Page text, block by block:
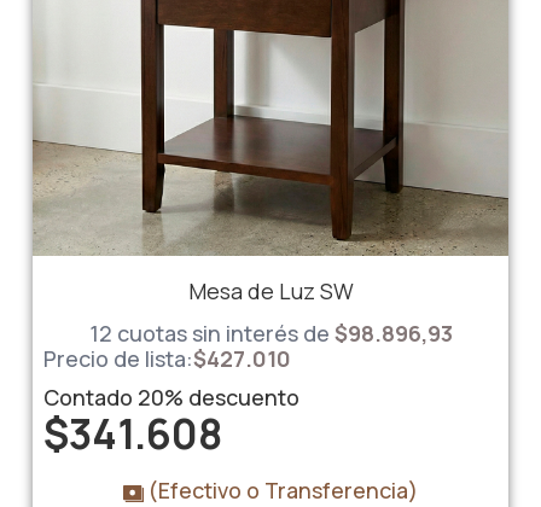
Mesa de Luz SW
12 cuotas sin interés de $98.896,93
Precio de lista:$427.010
Contado 20% descuento
$341.608
(Efectivo o Transferencia)